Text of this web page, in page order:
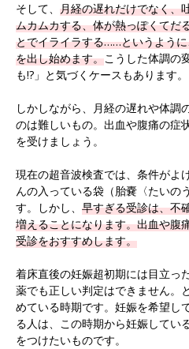
そして、 月経の遅れだけでなく、
ムカムカする、体が熱っぽくてだ
とでイライラする……というよう
を出し始めます。こうした体調の
も!?」と気づくケースもあります。
しかしながら、月経の遅れや体調
のは難しいもの。出血や腹痛の症
を受けましょう。
現在の超音波検査では、条件がよ
んの入っている袋（胎嚢〈たいの
す。しかし、 早すぎる受診は、不
増えることになります。出血や腹
受診をおすすめします。
着床直後の妊娠超初期には目立っ
薬でも正しい判定はできません。
めている時期です。妊娠を希望し
る人は、この時期から妊娠してい
をつけたいものです。